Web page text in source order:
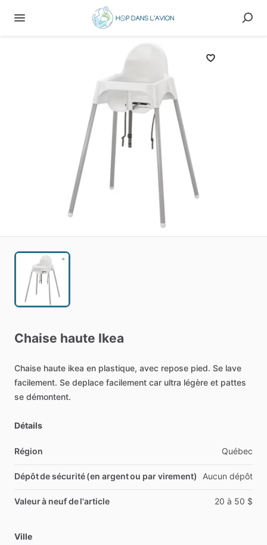
Chaise haute Ikea
Chaise haute ikea en plastique, avec repose pied. Se lave
facilement. Se deplace facilement car ultra légère et pattes
se démontent.
Détails
Région Québec
Dépôt de sécurité (en argent ou par virement) Aucun dépôt
Valeur à neuf de l'article 20 à 50 $
Ville